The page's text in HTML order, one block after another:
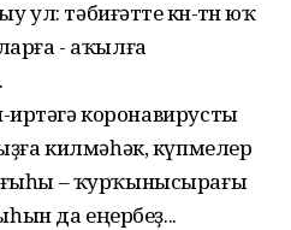
ул: тәбиғәтте көнө-төнө юҡ
- аҡылға
иртәгә коронавирусты
килмәһәк, күпмелер
– ҡурҡынысырағы
да еңербеҙ...